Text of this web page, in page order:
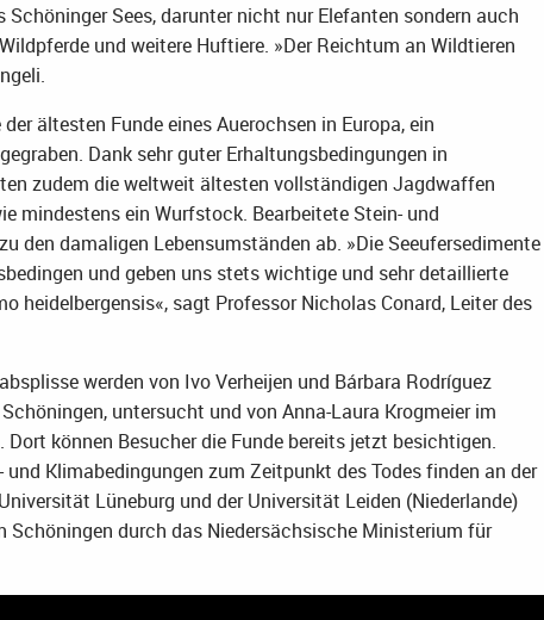
Sees, darunter nicht nur Elefanten sondern auch
und weitere Huftiere. »Der Reichtum an Wildtieren
ältesten Funde eines Auerochsen in Europa, ein
Dank sehr guter Erhaltungsbedingungen in
zudem die weltweit ältesten vollständigen Jagdwaffen
mindestens ein Wurfstock. Bearbeitete Stein- und
den damaligen Lebensumständen ab. »Die Seeufersedimente
und geben uns stets wichtige und sehr detaillierte
heidelbergensis«, sagt Professor Nicholas Conard, Leiter des
werden von Ivo Verheijen und Bárbara Rodríguez
untersucht und von Anna-Laura Krogmeier im
können Besucher die Funde bereits jetzt besichtigen.
Klimabedingungen zum Zeitpunkt des Todes finden an der
Lüneburg und der Universität Leiden (Niederlande)
Schöningen durch das Niedersächsische Ministerium für